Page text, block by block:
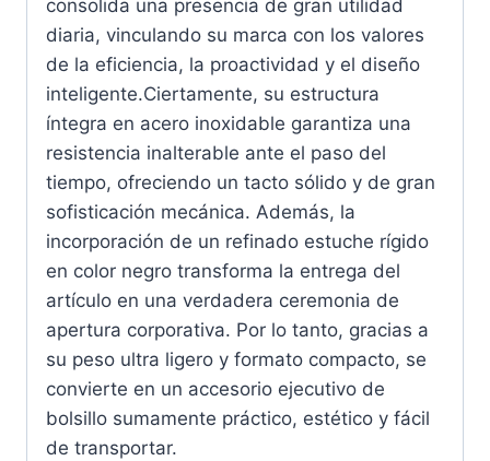
consolida una presencia de gran utilidad
diaria, vinculando su marca con los valores
de la eficiencia, la proactividad y el diseño
inteligente.Ciertamente, su estructura
íntegra en acero inoxidable garantiza una
resistencia inalterable ante el paso del
tiempo, ofreciendo un tacto sólido y de gran
sofisticación mecánica. Además, la
incorporación de un refinado estuche rígido
en color negro transforma la entrega del
artículo en una verdadera ceremonia de
apertura corporativa. Por lo tanto, gracias a
su peso ultra ligero y formato compacto, se
convierte en un accesorio ejecutivo de
bolsillo sumamente práctico, estético y fácil
de transportar.